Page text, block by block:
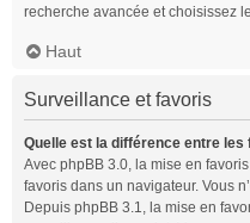
recherche avancée et choisissez
Haut
Surveillance et favoris
Quelle est la différence entre
Avec phpBB 3.0, la mise en
favoris dans un navigateur. Vous
Depuis phpBB 3.1, la mise en